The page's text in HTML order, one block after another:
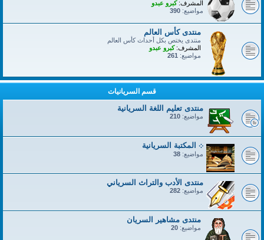
المشرف: كبرو عبدو
مواضيع: 390
منتدى كأس العالم
منتدى يختص بكل أحداث كأس العالم
المشرف: كبرو عبدو
مواضيع: 261
قسم السريانيات
منتدى تعليم اللغة السريانية
مواضيع: 210
܀ المكتبة السريانية
مواضيع: 38
منتدى الأدب والتراث السرياني
مواضيع: 282
منتدى مشاهير السريان
مواضيع: 20